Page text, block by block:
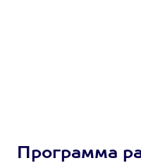
Программа